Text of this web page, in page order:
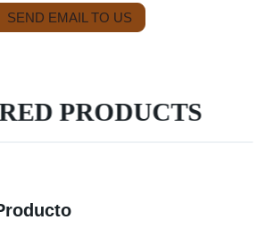
SEND EMAIL TO US
PRODUCTS